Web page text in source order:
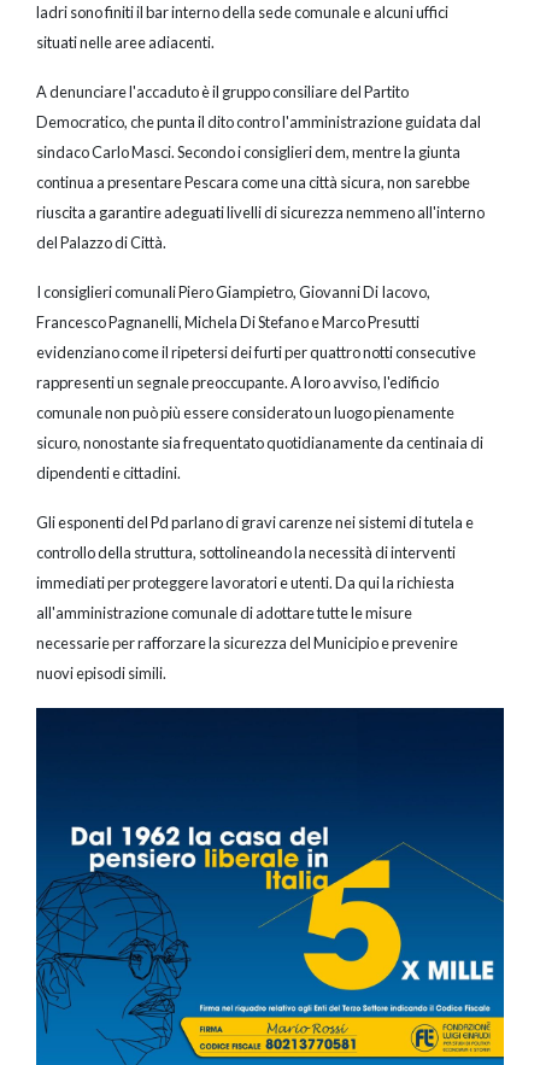
ladri sono finiti il bar interno della sede comunale e alcuni uffici
situati nelle aree adiacenti.
A denunciare l'accaduto è il gruppo consiliare del Partito
Democratico, che punta il dito contro l'amministrazione guidata dal
sindaco Carlo Masci. Secondo i consiglieri dem, mentre la giunta
continua a presentare Pescara come una città sicura, non sarebbe
riuscita a garantire adeguati livelli di sicurezza nemmeno all'interno
del Palazzo di Città.
I consiglieri comunali Piero Giampietro, Giovanni Di Iacovo,
Francesco Pagnanelli, Michela Di Stefano e Marco Presutti
evidenziano come il ripetersi dei furti per quattro notti consecutive
rappresenti un segnale preoccupante. A loro avviso, l'edificio
comunale non può più essere considerato un luogo pienamente
sicuro, nonostante sia frequentato quotidianamente da centinaia di
dipendenti e cittadini.
Gli esponenti del Pd parlano di gravi carenze nei sistemi di tutela e
controllo della struttura, sottolineando la necessità di interventi
immediati per proteggere lavoratori e utenti. Da qui la richiesta
all'amministrazione comunale di adottare tutte le misure
necessarie per rafforzare la sicurezza del Municipio e prevenire
nuovi episodi simili.